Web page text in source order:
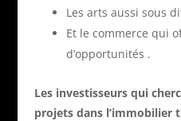
Les arts aussi sous
Et le commerce qui
d’opportunités .
Les investisseurs qui
projets dans l’immobilier